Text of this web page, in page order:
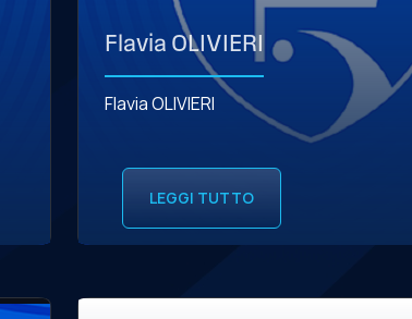
Flavia OLIVIERI
Flavia OLIVIERI
LEGGI TUTTO